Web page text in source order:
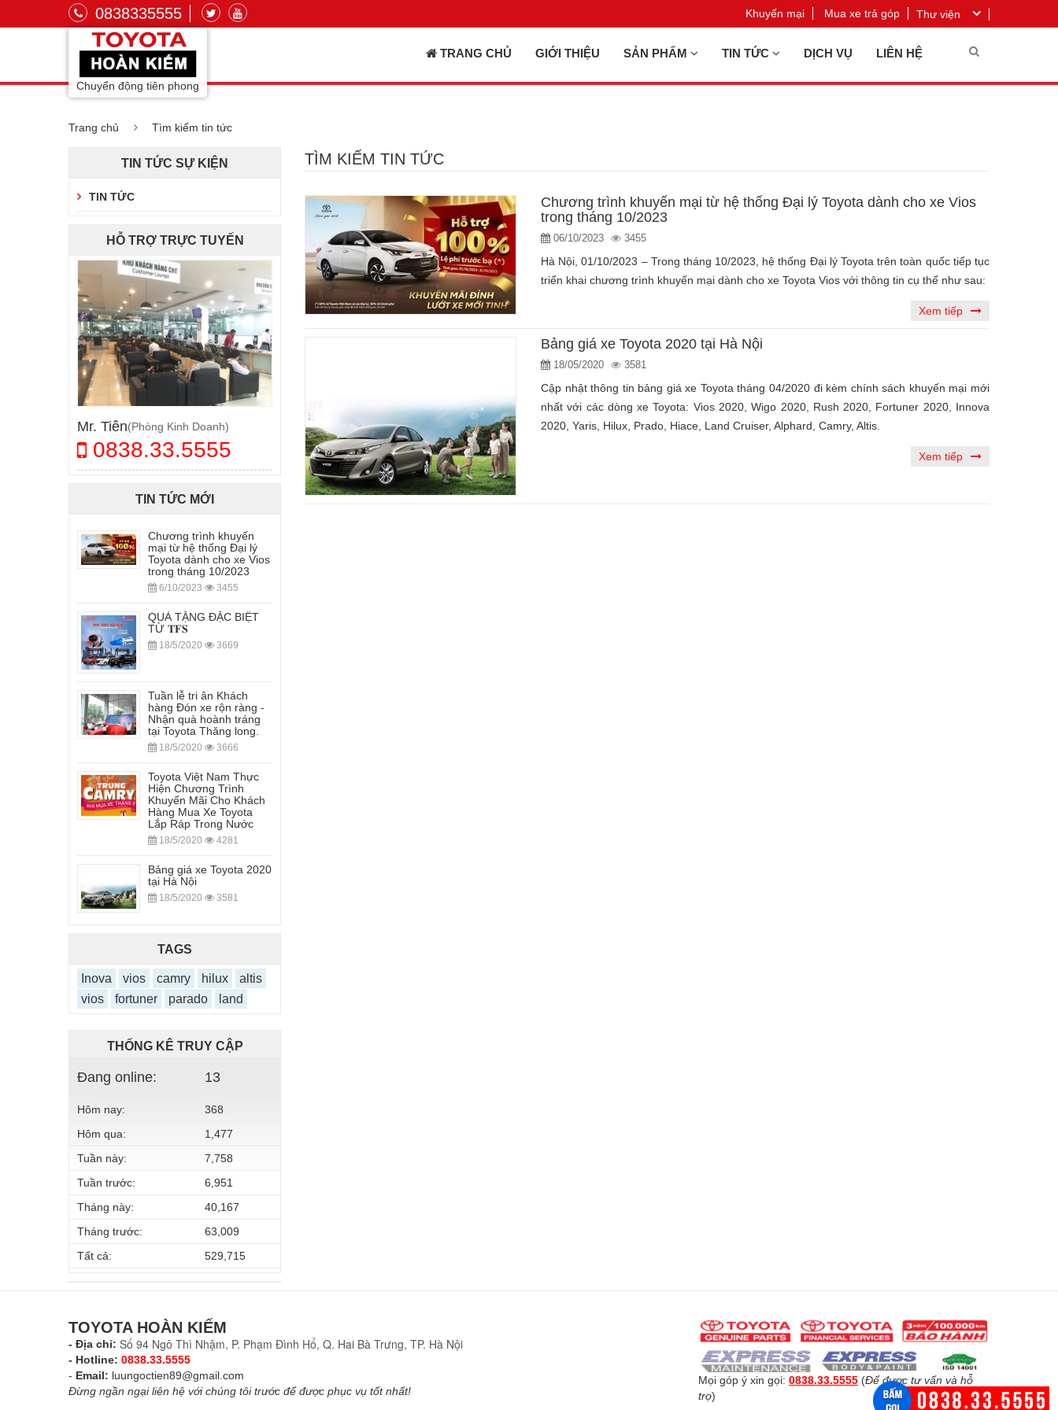
0838335555 Thư viện
Khuyến mại Mua xe trả góp
Chuyển động tiên phong
TRANG CHỦ GIỚI THIỆU SẢN PHẨM TIN TỨC DỊCH VỤ LIÊN HỆ
Trang chủ Tìm kiếm tin tức
TÌM KIẾM TIN TỨC
Chương trình khuyến mại từ hệ thống Đại lý Toyota dành cho xe Vios
trong tháng 10/2023
06/10/2023 3455
Hà Nội, 01/10/2023 – Trong tháng 10/2023, hệ thống Đại lý Toyota trên toàn quốc tiếp tục
triển khai chương trình khuyến mại dành cho xe Toyota Vios với thông tin cụ thể như sau:
Xem tiếp
Bảng giá xe Toyota 2020 tại Hà Nội
18/05/2020 3581
Cập nhật thông tin bảng giá xe Toyota tháng 04/2020 đi kèm chính sách khuyến mại mới
nhất với các dòng xe Toyota: Vios 2020, Wigo 2020, Rush 2020, Fortuner 2020, Innova
2020, Yaris, Hilux, Prado, Hiace, Land Cruiser, Alphard, Camry, Altis.
Xem tiếp
TIN TỨC SỰ KIỆN
TIN TỨC
HỖ TRỢ TRỰC TUYẾN
Mr. Tiên(Phòng Kinh Doanh)
0838.33.5555
TIN TỨC MỚI
Chương trình khuyến
mại từ hệ thống Đại lý
Toyota dành cho xe Vios
trong tháng 10/2023
6/10/2023 3455
QUÀ TẶNG ĐẶC BIỆT
TỪ 𝐓𝐅𝐒
18/5/2020 3669
Tuần lễ tri ân Khách
hàng Đón xe rộn ràng -
Nhận quà hoành tráng
tại Toyota Thăng long.
18/5/2020 3666
Toyota Việt Nam Thực
Hiện Chương Trình
Khuyến Mãi Cho Khách
Hàng Mua Xe Toyota
Lắp Ráp Trong Nước
18/5/2020 4281
Bảng giá xe Toyota 2020
tại Hà Nội
18/5/2020 3581
TAGS
Inova vios camry hilux
altis
vios
fortuner parado land
THỐNG KÊ TRUY CẬP
Đang online: 13
Hôm nay:
368
Hôm qua:
1,477
Tuần này:
7,758
Tuần trước:
6,951
Tháng này:
40,167
Tháng trước:
63,009
Tất cả:
529,715
TOYOTA HOÀN KIẾM
- Địa chỉ: Số 94 Ngô Thì Nhậm, P. Phạm Đình Hổ, Q. Hai Bà Trưng, TP. Hà Nội
- Hotline: 0838.33.5555
- Email: luungoctien89@gmail.com
Đừng ngần ngại liên hệ với chúng tôi trước để được phục vụ tốt nhất!
Mọi góp ý xin gọi: 0838.33.5555 (Để được tư vấn và hỗ
trợ)